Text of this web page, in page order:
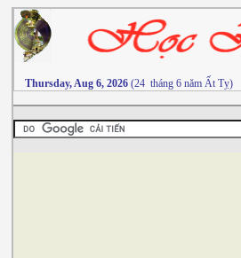
Thursday, Aug 6, 2026 (24 tháng 6 năm Ất Tỵ)